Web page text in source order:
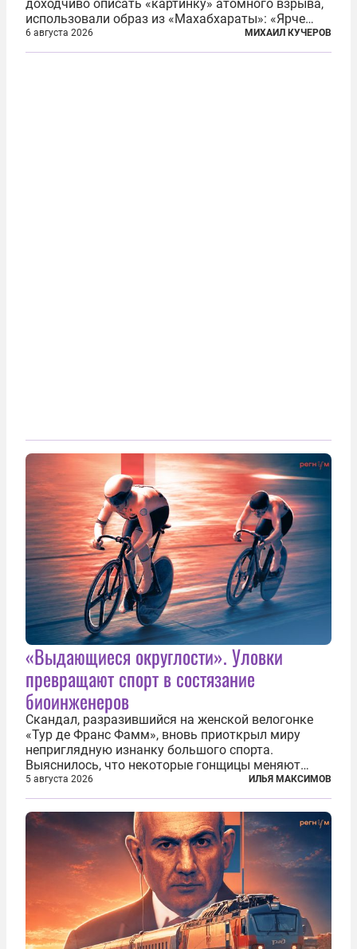
доходчиво описать «картинку» атомного взрыва,
использовали образ из «Махабхараты»: «Ярче
тысячи солнц пылало это пламя». Не все жители
японских городов Хиросимы и Нагасаки, на
6 августа 2026 МИХАИЛ КУЧЕРОВ
«Выдающиеся округлости». Уловки
превращают спорт в состязание
биоинженеров
Скандал, разразившийся на женской велогонке
«Тур де Франс Фамм», вновь приоткрыл миру
неприглядную изнанку большого спорта.
Выяснилось, что некоторые гонщицы меняют
размер груди ради улучшения аэродинамики. За
фасадом труда, мастерства, упорства и
благородства, которые мы привыкли
ассоциировать с...
5 августа 2026 ИЛЬЯ МАКСИМОВ